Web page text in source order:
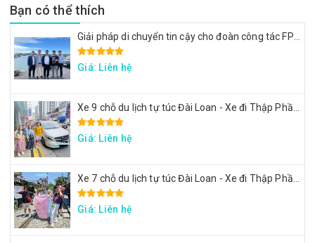
Bạn có thể thích
Giá: Liên hệ
Giá: Liên hệ
Giá: Liên hệ